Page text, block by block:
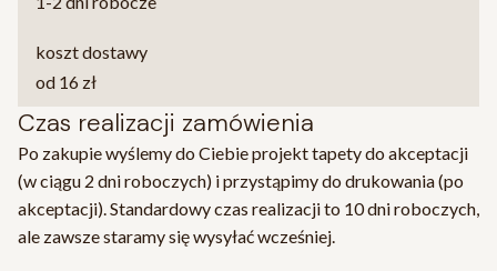
koszt dostawy
od 16 zł
Czas realizacji zamówienia
Po zakupie wyślemy do Ciebie projekt tapety do akceptacji
(w ciągu 2 dni roboczych) i przystąpimy do drukowania (po
akceptacji). Standardowy czas realizacji to 10 dni roboczych,
ale zawsze staramy się wysyłać wcześniej.